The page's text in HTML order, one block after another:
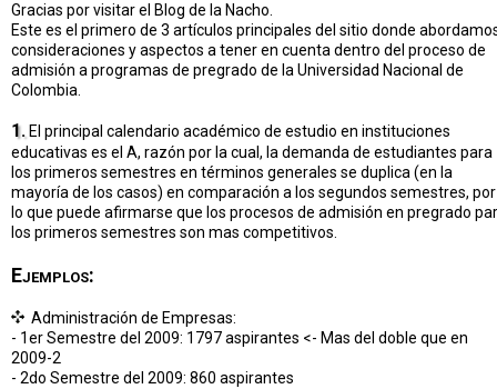
Gracias por visitar el Blog de la Nacho.
Este es el primero de 3 artículos principales del sitio donde
consideraciones y aspectos a tener en cuenta dentro del proceso de
admisión a programas de pregrado de la Universidad Nacional de
Colombia.
1. El principal calendario académico de estudio en instituciones
educativas es el A, razón por la cual, la demanda de estudiantes para
los primeros semestres en términos generales se duplica (en la
mayoría de los casos) en comparación a los segundos semestres, por
lo que puede afirmarse que los procesos de admisión en pregrado
los primeros semestres son mas competitivos.
Ejemplos:
Administración de Empresas:
- 1er Semestre del 2009: 1797 aspirantes <- Mas del doble que en
2009-2
- 2do Semestre del 2009: 860 aspirantes